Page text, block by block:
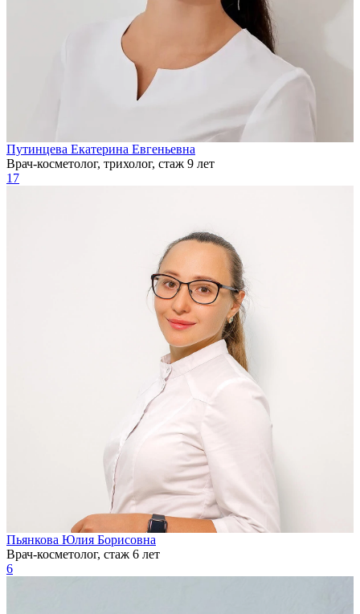
Путинцева Екатерина Евгеньевна
Врач-косметолог, трихолог, стаж 9 лет
17
Пьянкова Юлия Борисовна
Врач-косметолог, стаж 6 лет
6